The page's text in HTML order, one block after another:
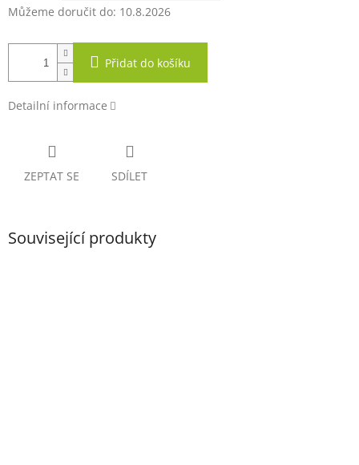
Můžeme doručit do: 10.8.2026
Přidat do košíku
Detailní informace
ZEPTAT SE SDÍLET
Související produkty